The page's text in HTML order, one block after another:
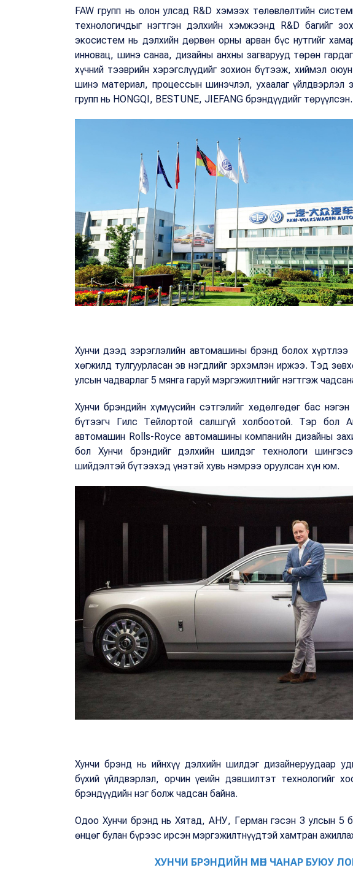
FAW групп нь олон улсад R&D хэмээх төлөвлөлтийн
технологичдыг нэгтгэн дэлхийн хэмжээнд R&D багийг
экосистем нь дэлхийн дөрвөн орны арван бүс нутгийг
инновац, шинэ санаа, дизайны анхны загварууд төрөн
хүчний тээврийн хэрэгслүүдийг зохион бүтээж, хиймэл
шинэ материал, процессын шинэчлэл, ухаалаг үйлдвэрлэл
групп нь HONGQI, BESTUNE, JIEFANG брэндүүдийг төрүүлсэн.
Хунчи дээд зэрэглэлийн автомашины брэнд болох
хөгжилд тулгуурласан эв нэгдлийг эрхэмлэн иржээ. Тэд
улсын чадварлаг 5 мянга гаруй мэргэжилтнийг нэгтгэж
Хунчи брэндийн хүмүүсийн сэтгэлийг хөдөлгөдөг бас
бүтээгч Гилс Тейлортой салшгүй холбоотой. Тэр бол
автомашин Rolls-Royce автомашины компанийн дизайны
бол Хунчи брэндийг дэлхийн шилдэг технологи
шийдэлтэй бүтээхэд үнэтэй хувь нэмрээ оруулсан хүн юм.
Хунчи брэнд нь ийнхүү дэлхийн шилдэг дизайнеруудаар
бүхий үйлдвэрлэл, орчин үеийн дэвшилтэт технологийг
брэндүүдийн нэг болж чадсан байна.
Одоо Хунчи брэнд нь Хятад, АНУ, Герман гэсэн 3 улсын 5
өнцөг булан бүрээс ирсэн мэргэжилтнүүдтэй хамтран
ХУНЧИ БРЭНДИЙН МӨН ЧАНАР БУЮУ